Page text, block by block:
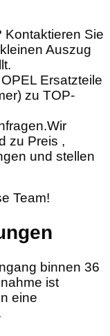
Kontaktieren Sie
Auszug
Ersatzteile
zu TOP-
zu Preis ,
und stellen
Team!
binnen 36
ist
eine